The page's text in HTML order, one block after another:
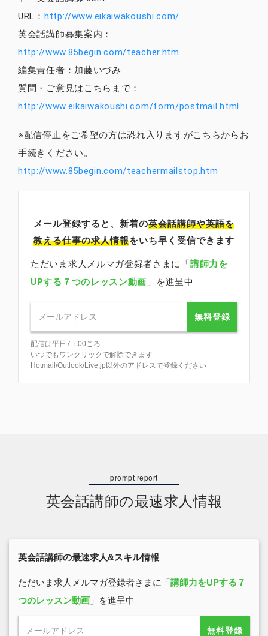
URL： http://www.eikaiwakoushi.com/
英会話講師募集案内：
http://www.85begin.com/teacher.htm
編集責任者：加藤いづみ
質問・ご意見はこちらまで：
http://www.eikaiwakoushi.com/form/postmail.html
※配信停止をご希望の方は恐れ入りますがこちらからお
手続きください。
http://www.85begin.com/teachermailstop.htm
メール登録すると、新着の英会話講師や英語を
教える仕事の求人情報をいち早く受信できます
ただいま求人メルマガ登録者さまに「講師力を
UPする７つのレッスン動画 」を進呈中
無料登録
配信は平日7：00ころ
いつでもワンクリックで解除できます
Hotmail/Outlook/Live.jp以外のアドレスで登録ください
英会話講師の最速求人情報
英会話講師の最速求人&スキル情報
ただいま求人メルマガ登録者さまに「講師力をUPする７
つのレッスン動画 」を進呈中
無料登録